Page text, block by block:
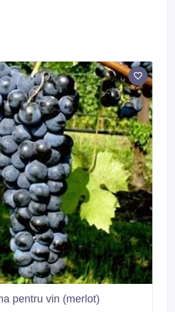
pentru vin (merlot)